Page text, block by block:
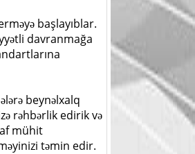
başlayıblar.
davranmağa
beynəlxalq
rəhbərlik edirik və
mühit
təmin edir.